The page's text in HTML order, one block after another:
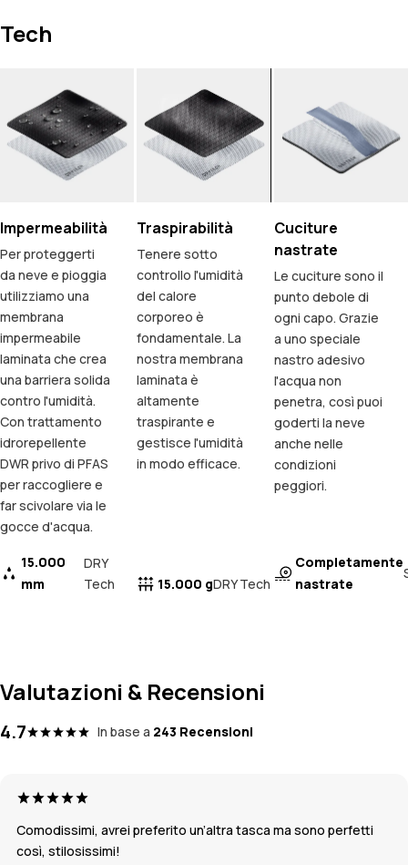
Tech
Impermeabilità
Per proteggerti
da neve e pioggia
utilizziamo una
membrana
impermeabile
laminata che crea
una barriera solida
contro l'umidità.
Con trattamento
idrorepellente
DWR privo di PFAS
per raccogliere e
far scivolare via le
gocce d'acqua.
15.000
mm
DRY
Tech
Traspirabilità
Tenere sotto
controllo l'umidità
del calore
corporeo è
fondamentale. La
nostra membrana
laminata è
altamente
traspirante e
gestisce l'umidità
in modo efficace.
15.000 gDRY Tech
Cuciture
nastrate
Le cuciture sono il
punto debole di
ogni capo. Grazie
a uno speciale
nastro adesivo
l'acqua non
penetra, così puoi
goderti la neve
anche nelle
condizioni
peggiori.
Completamente
nastrate
Valutazioni & Recensioni
4.7 In base a 243 Recensioni
Comodissimi, avrei preferito un’altra tasca ma sono perfetti
così, stilosissimi!